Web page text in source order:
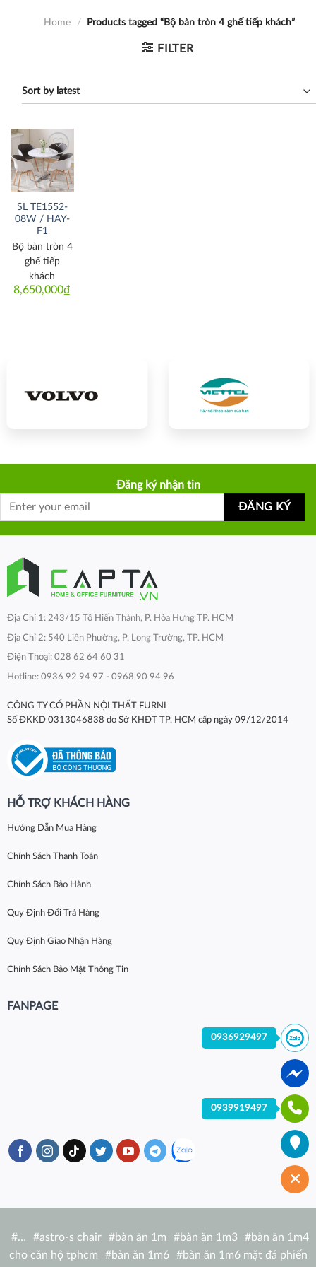
Home / Products tagged “Bộ bàn tròn 4 ghế tiếp khách”
FILTER
Thích
SL TE1552-
08W / HAY-
F1
8,650,000₫
Bộ bàn tròn 4
ghế tiếp
khách
Đăng ký nhận tin
Địa Chỉ 1: 243/15 Tô Hiến Thành, P. Hòa Hưng TP. HCM
Địa Chỉ 2: 540 Liên Phường, P. Long Trường, TP. HCM
Điện Thoại: 028 62 64 60 31
Hotline: 0936 92 94 97 - 0968 90 94 96
CÔNG TY CỔ PHẦN NỘI THẤT FURNI
Số ĐKKD 0313046838 do Sở KHĐT TP. HCM cấp ngày 09/12/2014
HỖ TRỢ KHÁCH HÀNG
Hướng Dẫn Mua Hàng
Chính Sách Thanh Toán
Chính Sách Bảo Hành
Quy Định Đổi Trả Hàng
Quy Định Giao Nhận Hàng
Chính Sách Bảo Mật Thông Tin
FANPAGE
#… #astro-s chair #bàn ăn 1m #bàn ăn 1m3 #bàn ăn 1m4
cho căn hộ tphcm
#bàn ăn 1m6 #bàn ăn 1m6 mặt đá phiến
0936929497
0939919497